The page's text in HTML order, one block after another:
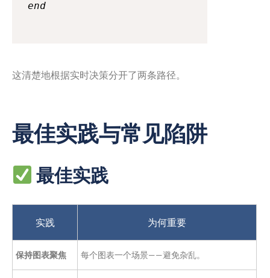
这清楚地根据实时决策分开了两条路径。
最佳实践与常见陷阱
最佳实践
实践 为何重要
保持图表聚焦 每个图表一个场景——避免杂乱。